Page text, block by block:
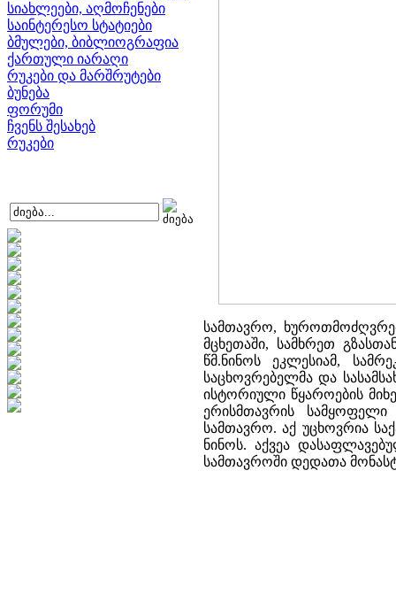
სიახლეები, აღმოჩენები
საინტერესო სტატიები
ბმულები, ბიბლიოგრაფია
ქართული იარაღი
რუკები და მარშრუტები
ბუნება
ფორუმი
ჩვენს შესახებ
რუკები
სამთავრო,
მცხეთაში, სამხრეთ
წმ.ნინოს ეკლესიამ,
საცხოვრებელმა და
ისტორიული წყაროების
ერისმთავრის
სამთავრო. აქ უცხოვრია
ნინოს. აქვეა
სამთავროში დედათა